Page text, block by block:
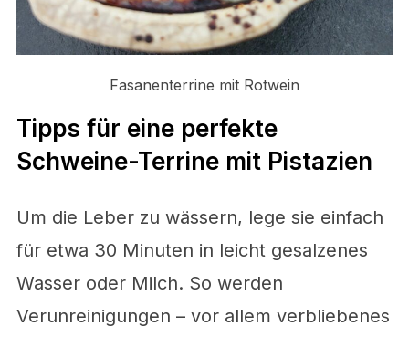
Fasanenterrine mit Rotwein
Tipps für eine perfekte
Schweine-Terrine mit Pistazien
Um die Leber zu wässern, lege sie einfach
für etwa 30 Minuten in leicht gesalzenes
Wasser oder Milch. So werden
Verunreinigungen – vor allem verbliebenes